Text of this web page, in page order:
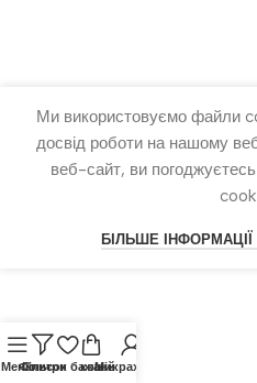
МенюФільтри
Список бажань
кошик
Мій рахунок
Ми використовуємо файли
досвід роботи на нашому
веб-сайт, ви
БІЛЬШЕ ІНФОРМАЦІЇ